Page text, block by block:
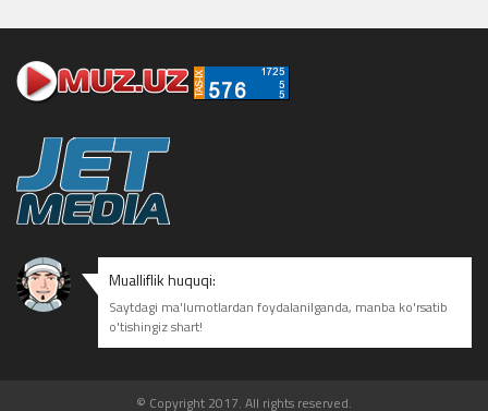
Mualliflik huquqi:
Saytdagi ma'lumotlardan foydalanilganda, manba ko'rsatib
o'tishingiz shart!
© Copyright 2017. All rights reserved.